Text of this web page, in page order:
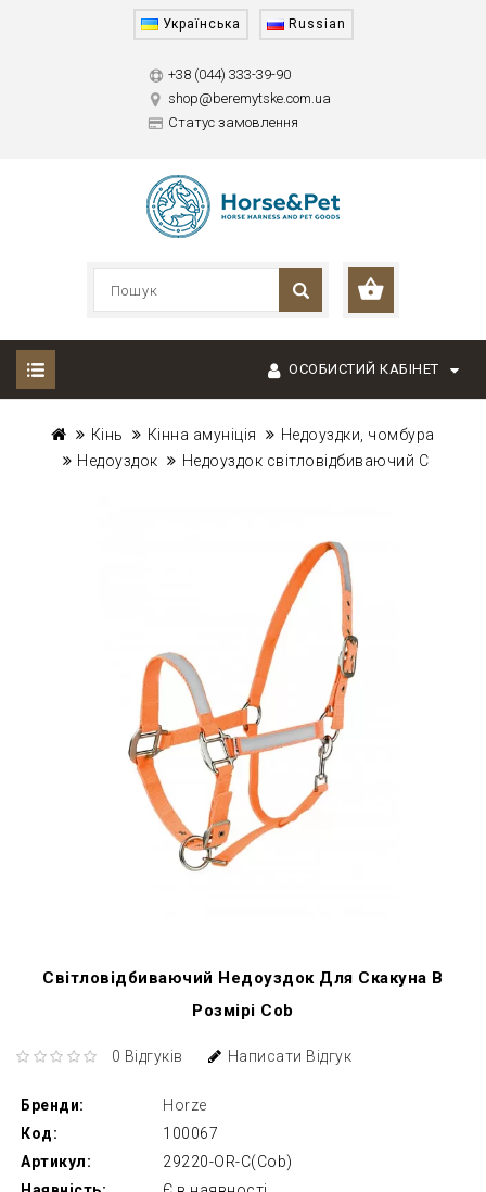
Українська Russian
+38 (044) 333-39-90
shop@beremytske.com.ua
Статус замовлення
ОСОБИСТИЙ КАБІНЕТ
Кінь Кінна амуніція
Недоуздки, чомбура
Недоуздок
Недоуздок світловідбиваючий C
Світловідбиваючий Недоуздок Для Скакуна В
Розмірі Cob
0 Відгуків Написати Відгук
Бренди:
Horze
Код:
100067
Артикул:
29220-OR-C(Cob)